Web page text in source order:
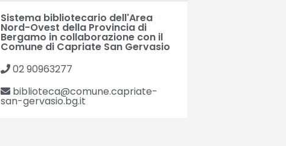
Sistema bibliotecario dell'Area
Nord-Ovest della Provincia di
Bergamo in collaborazione con il
Comune di Capriate San Gervasio
02 90963277
biblioteca@comune.capriate-
san-gervasio.bg.it